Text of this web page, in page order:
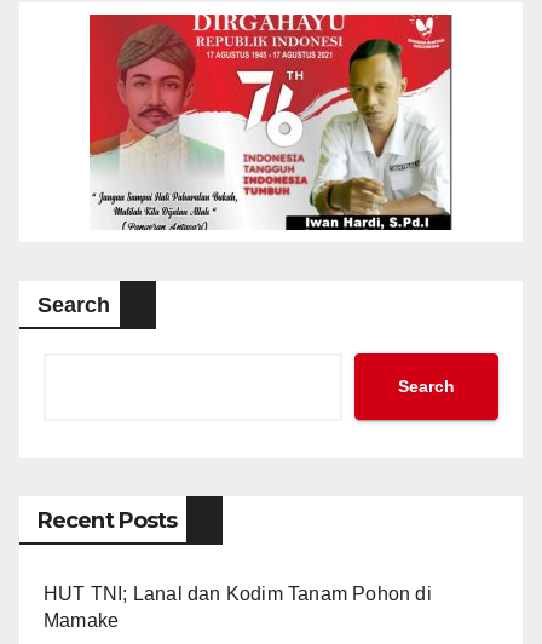
Search
Search
Recent Posts
HUT TNI; Lanal dan Kodim Tanam Pohon di
Mamake